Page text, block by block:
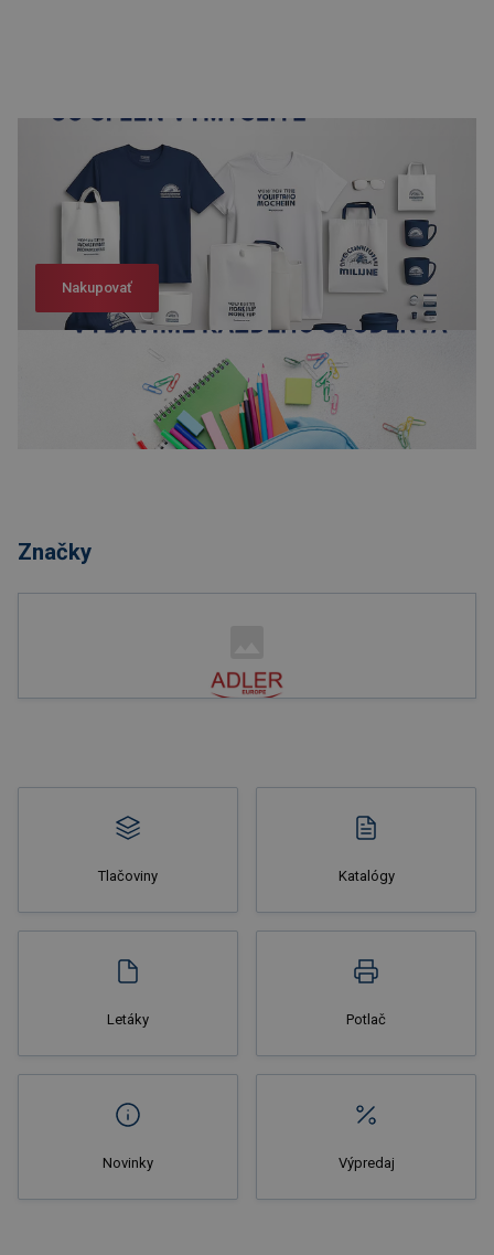
Nakupovať
Značky
Tlačoviny Katalógy
Letáky Potlač
Novinky Výpredaj